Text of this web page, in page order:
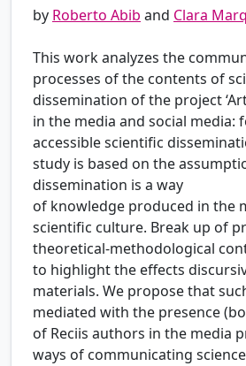
by Roberto Abib and Clara
This work analyzes the
processes of the contents of
dissemination of the project
in the media and social media:
accessible scientific
study is based on the
dissemination is a way
of knowledge produced in the
scientific culture. Break up of
theoretical-methodological
to highlight the effects
materials. We propose that
mediated with the presence
of Reciis authors in the media
ways of communicating